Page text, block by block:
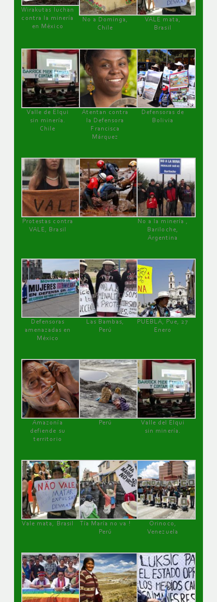
Wirakutas luchan
contra la minería
en México
No a Dominga,
Chile
VALE mata,
Brasil
Valle de Elqui
sin minería.
Chile
Atentan contra
la Defensora
Francisca
Márquez
Defensoras de
Bolivia
Protestas contra
VALE, Brasil
No a la minería ,
Bariloche,
Argentina
Defensoras
amenazadas en
México
Las Bambas,
Perú
PUEBLA, Pue, 27
Enero
Amazonía
defiende su
territorio
Perú
Valle del Elqui
sin minería.
Vale mata, Brasil
Tía María no va !
Perú
Orinoco,
Venezuela